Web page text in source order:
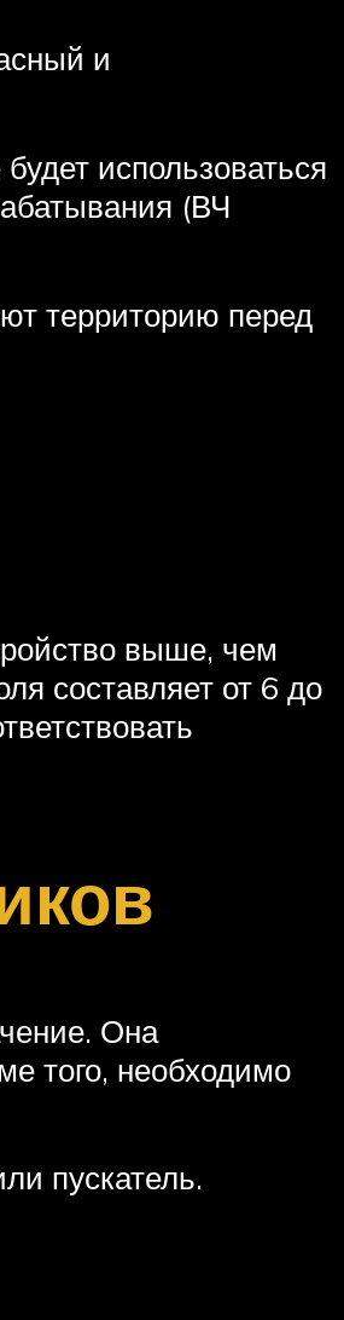
и
использоваться
(ВЧ
территорию перед
выше, чем
составляет от 6 до
Она
того, необходимо
пускатель.